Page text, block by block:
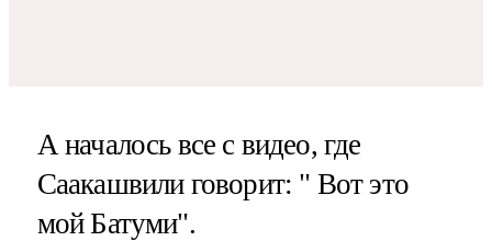
А началось все с видео, где
Саакашвили говорит: " Вот это
мой Батуми".